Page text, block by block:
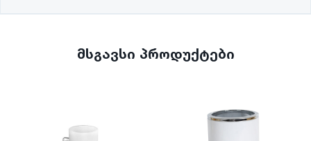
მსგავსი პროდუქტები